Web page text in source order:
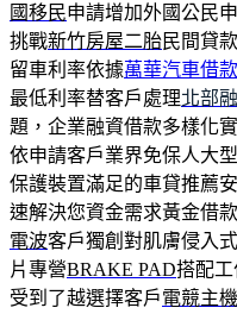
國移民申請增加外國公民
挑戰新竹房屋二胎民間貸
留車利率依據萬華汽車借款
最低利率替客戶處理北部
題，企業融資借款多樣化
依申請客戶業界免保人大
保護裝置滿足的車貸推薦
速解決您資金需求黃金借
電波客戶獨創對肌膚侵入
片專營BRAKE PAD搭配
受到了越選擇客戶電競主機